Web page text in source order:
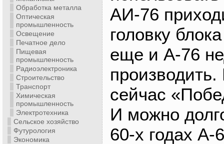
Обработка металла
Оптическая
промышленность
Освещение
Печатное дело
Пищевая
промышленность
Радиоэлектроника
Строительство
Транспорт
Химическая
промышленность
Электротехника
Сельское хозяйство
Футурология
Экономика
АИ-76
головку
еще и А-76
сейчас
И можно
60-х годах А-